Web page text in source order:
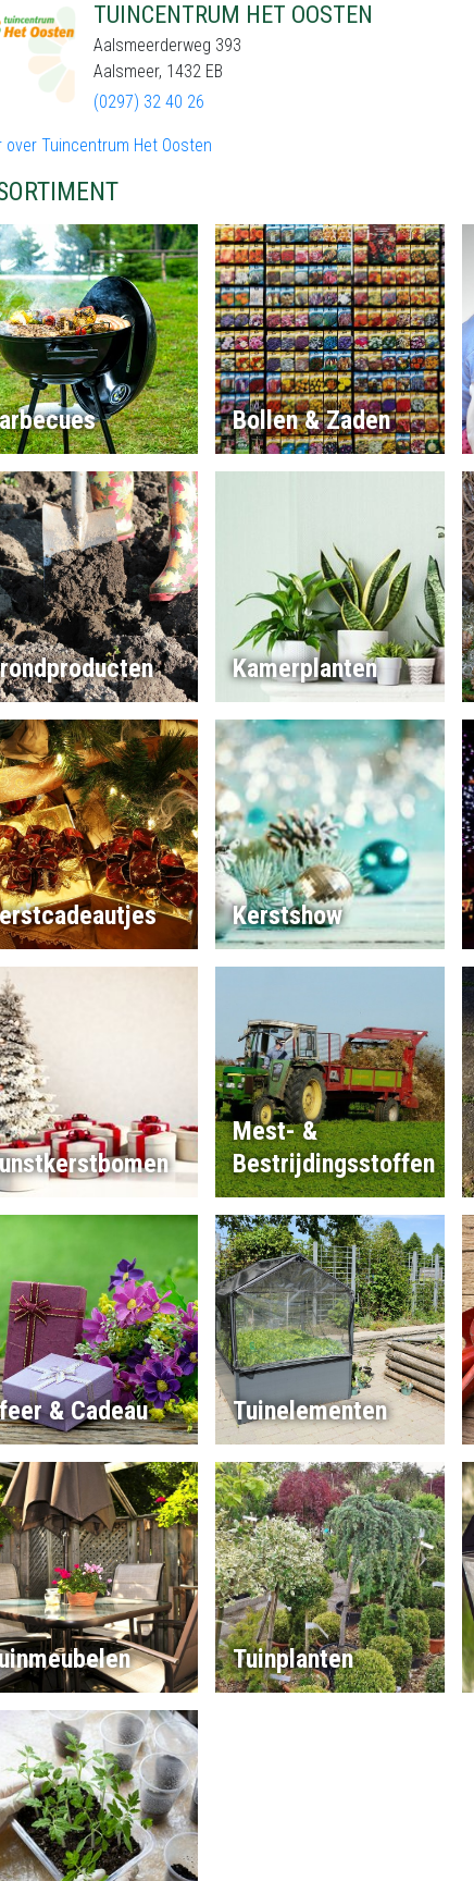
TUINCENTRUM HET OOSTEN
Aalsmeerderweg 393
Aalsmeer, 1432 EB
(0297) 32 40 26
over Tuincentrum Het Oosten
Bollen & Zaden
Kamerplanten
Kerstshow
Mest- &
Bestrijdingsstoffen
& Cadeau Tuinelementen
Tuinplanten